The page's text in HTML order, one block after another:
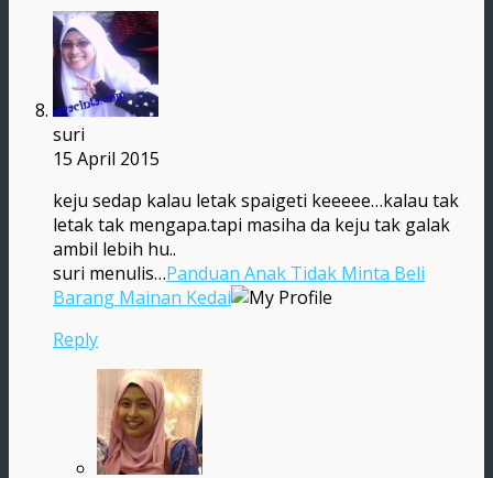
suri
15 April 2015
keju sedap kalau letak spaigeti keeeee…kalau tak
letak tak mengapa.tapi masiha da keju tak galak
ambil lebih hu..
suri menulis…Panduan Anak Tidak Minta Beli
Barang Mainan Kedai
Reply